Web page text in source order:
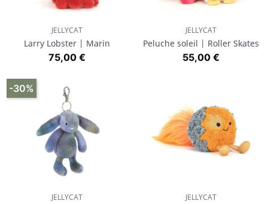
JELLYCAT
Larry Lobster | Marin
Prix
75,00 €
JELLYCAT
Peluche soleil | Roller Skates
Prix
55,00 €
JELLYCAT
-30%
JELLYCAT